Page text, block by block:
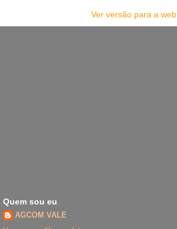
Ver versão para a web
Quem sou eu
AGCOM VALE